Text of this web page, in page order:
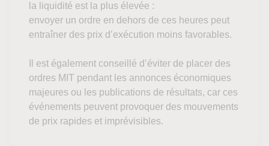
la liquidité est la plus élevée :
envoyer un ordre en dehors de ces heures peut
entraîner des prix d’exécution moins favorables.
Il est également conseillé d’éviter de placer des
ordres MIT pendant les annonces économiques
majeures ou les publications de résultats, car ces
événements peuvent provoquer des mouvements
de prix rapides et imprévisibles.